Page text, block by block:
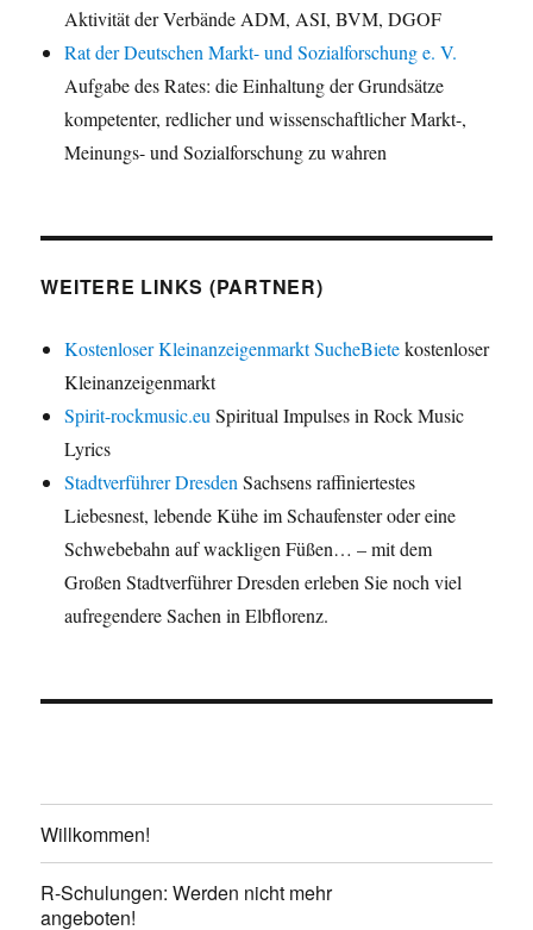
Aktivität der Verbände ADM, ASI, BVM, DGOF
Rat der Deutschen Markt- und Sozialforschung e. V.
Aufgabe des Rates: die Einhaltung der Grundsätze
kompetenter, redlicher und wissenschaftlicher Markt-,
Meinungs- und Sozialforschung zu wahren
WEITERE LINKS (PARTNER)
Kostenloser Kleinanzeigenmarkt SucheBietekostenloser
Kleinanzeigenmarkt
Spirit-rockmusic.euSpiritual Impulses in Rock Music
Lyrics
Stadtverführer DresdenSachsens raffiniertestes
Liebesnest, lebende Kühe im Schaufenster oder eine
Schwebebahn auf wackligen Füßen… – mit dem
Großen Stadtverführer Dresden erleben Sie noch viel
aufregendere Sachen in Elbflorenz.
Willkommen!
R-Schulungen: Werden nicht mehr
angeboten!